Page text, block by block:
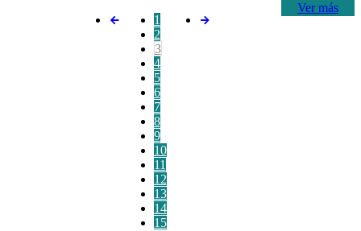
Ver más
1
2
3
4
5
6
7
8
9
10
11
12
13
14
15